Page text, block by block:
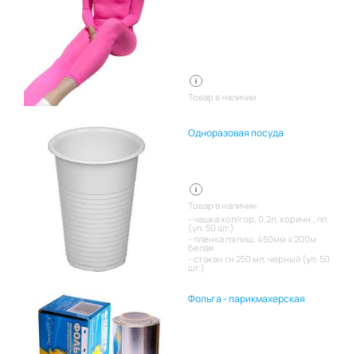
Товар в наличии
Одноразовая посуда
Товар в наличии:
чашка хол/гор, 0.2л, коричн., пп
(уп. 50 шт.)
пленка пэ пищ. 450мм х 200м
белая
стакан гн 250 мл. черный (уп. 50
шт.)
Фольга - парикмахерская